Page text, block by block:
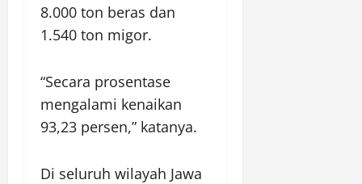
8.000 ton beras dan
1.540 ton migor.
“Secara prosentase
mengalami kenaikan
93,23 persen,” katanya.
Di seluruh wilayah Jawa